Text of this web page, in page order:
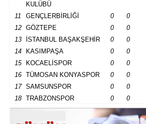
KULÜBÜ
11 GENÇLERBİRLİĞİ 0
0
12
GÖZTEPE 0
0
13
İSTANBUL BAŞAKŞEHİR 0
0
14
KASIMPAŞA 0
0
15
KOCAELİSPOR 0
0
16
TÜMOSAN KONYASPOR 0
0
17
SAMSUNSPOR 0
0
18
TRABZONSPOR 0 0